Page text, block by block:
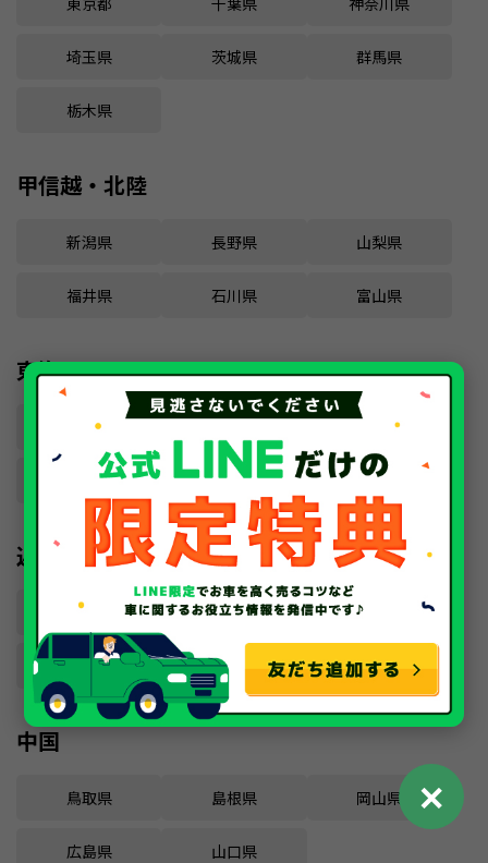
埼玉県 茨城県 群馬県
栃木県
甲信越・北陸
新潟県 長野県 山梨県
福井県 石川県 富山県
東海
愛知県 岐阜県
三重県
近畿
大阪府 京都府 兵庫県
奈良県 滋賀県 和歌山県
中国
鳥取県 島根県 岡山県
広島県 山口県
✕